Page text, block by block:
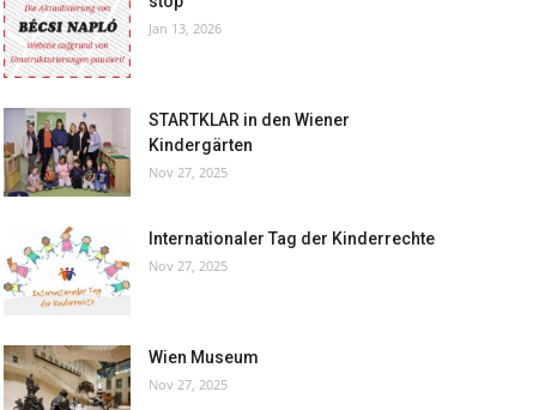
Jan 13, 2026
STARTKLAR in den Wiener
Kindergärten
Nov 27, 2025
Internationaler Tag der Kinderrechte
Nov 27, 2025
Wien Museum
Nov 27, 2025